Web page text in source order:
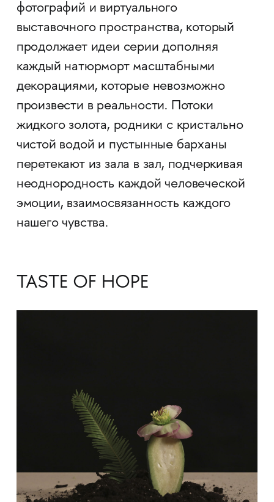
фотографий и виртуального
выставочного пространства, который
продолжает идеи серии дополняя
каждый натюрморт масштабными
декорациями, которые невозможно
произвести в реальности. Потоки
жидкого золота, родники с кристально
чистой водой и пустынные барханы
перетекают из зала в зал, подчеркивая
неоднородность каждой человеческой
эмоции, взаимосвязанность каждого
нашего чувства.
TASTE OF HOPE